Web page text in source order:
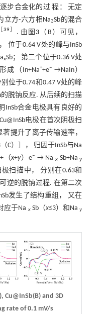
步合金化的过 程： 无定
立方-六方相Na3Sb的混合
39］ . 由 图3 （B）可见，
位于0.64 V处的峰与InSb
xSb； 第二个位于0.36 V处
成（In+Na++e‒ →NaIn）
位于0.74和0.47 V处的峰
的脱钠反应. 从后续的扫描
InSb合金电极具有良好的
电极在首次阴极扫
提升了离子传输速率，
（C）］， 归因于InSb与Na
（x+y）e‒ → Nax Sb+Nay
极扫描中， 分别在0.63和
逆的脱钠过程. 在第二次
发生了结构重组， 又在
应于Na xSb（x≤3）和Nay
Cu@InSb(B) and 3D
rate of 0.1 mV/s